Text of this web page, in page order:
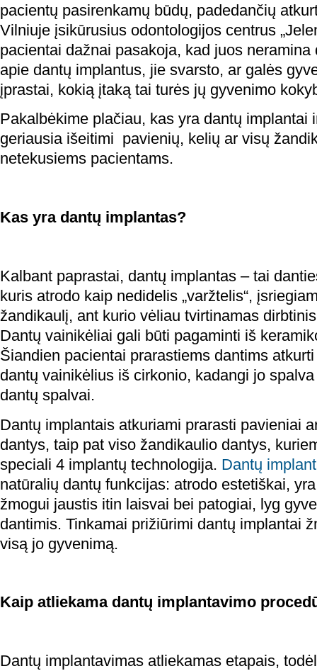
pacientų pasirenkamų būdų, padedančių
Vilniuje įsikūrusius odontologijos centrus
pacientai dažnai pasakoja, kad juos neramina
apie dantų implantus, jie svarsto, ar galės
įprastai, kokią įtaką tai turės jų gyvenimo
Pakalbėkime plačiau, kas yra dantų implantai
geriausia išeitimi pavienių, kelių ar visų
netekusiems pacientams.
Kas yra dantų implantas?
Kalbant paprastai, dantų implantas – tai
kuris atrodo kaip nedidelis „varžtelis“,
žandikaulį, ant kurio vėliau tvirtinamas
Dantų vainikėliai gali būti pagaminti iš
Šiandien pacientai prarastiems dantims
dantų vainikėlius iš cirkonio, kadangi jo
dantų spalvai.
Dantų implantais atkuriami prarasti pavieniai
dantys, taip pat viso žandikaulio dantys,
speciali 4 implantų technologija. Dantų
natūralių dantų funkcijas: atrodo estetiškai,
žmogui jaustis itin laisvai bei patogiai, lyg
dantimis. Tinkamai prižiūrimi dantų implantai
visą jo gyvenimą.
Kaip atliekama dantų implantavimo
Dantų implantavimas atliekamas etapais,